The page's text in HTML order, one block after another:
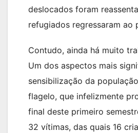
deslocados foram
refugiados regressaram ao
Contudo, ainda há muito
Um dos aspectos mais
sensibilização da
flagelo, que infelizmente
final deste primeiro
32 vítimas, das quais 16